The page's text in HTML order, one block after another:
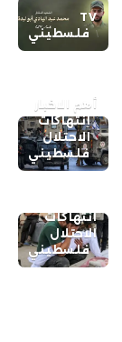
TV
فلسطيني
أهم الاخبار
انتهاكات
الاحتلال
فلسطيني
انتهاكات
الاحتلال
فلسطيني